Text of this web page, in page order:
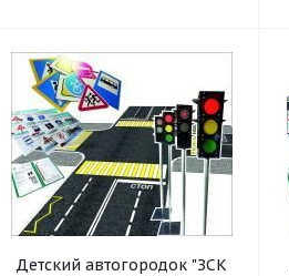
Детский автогородок "ЗСК